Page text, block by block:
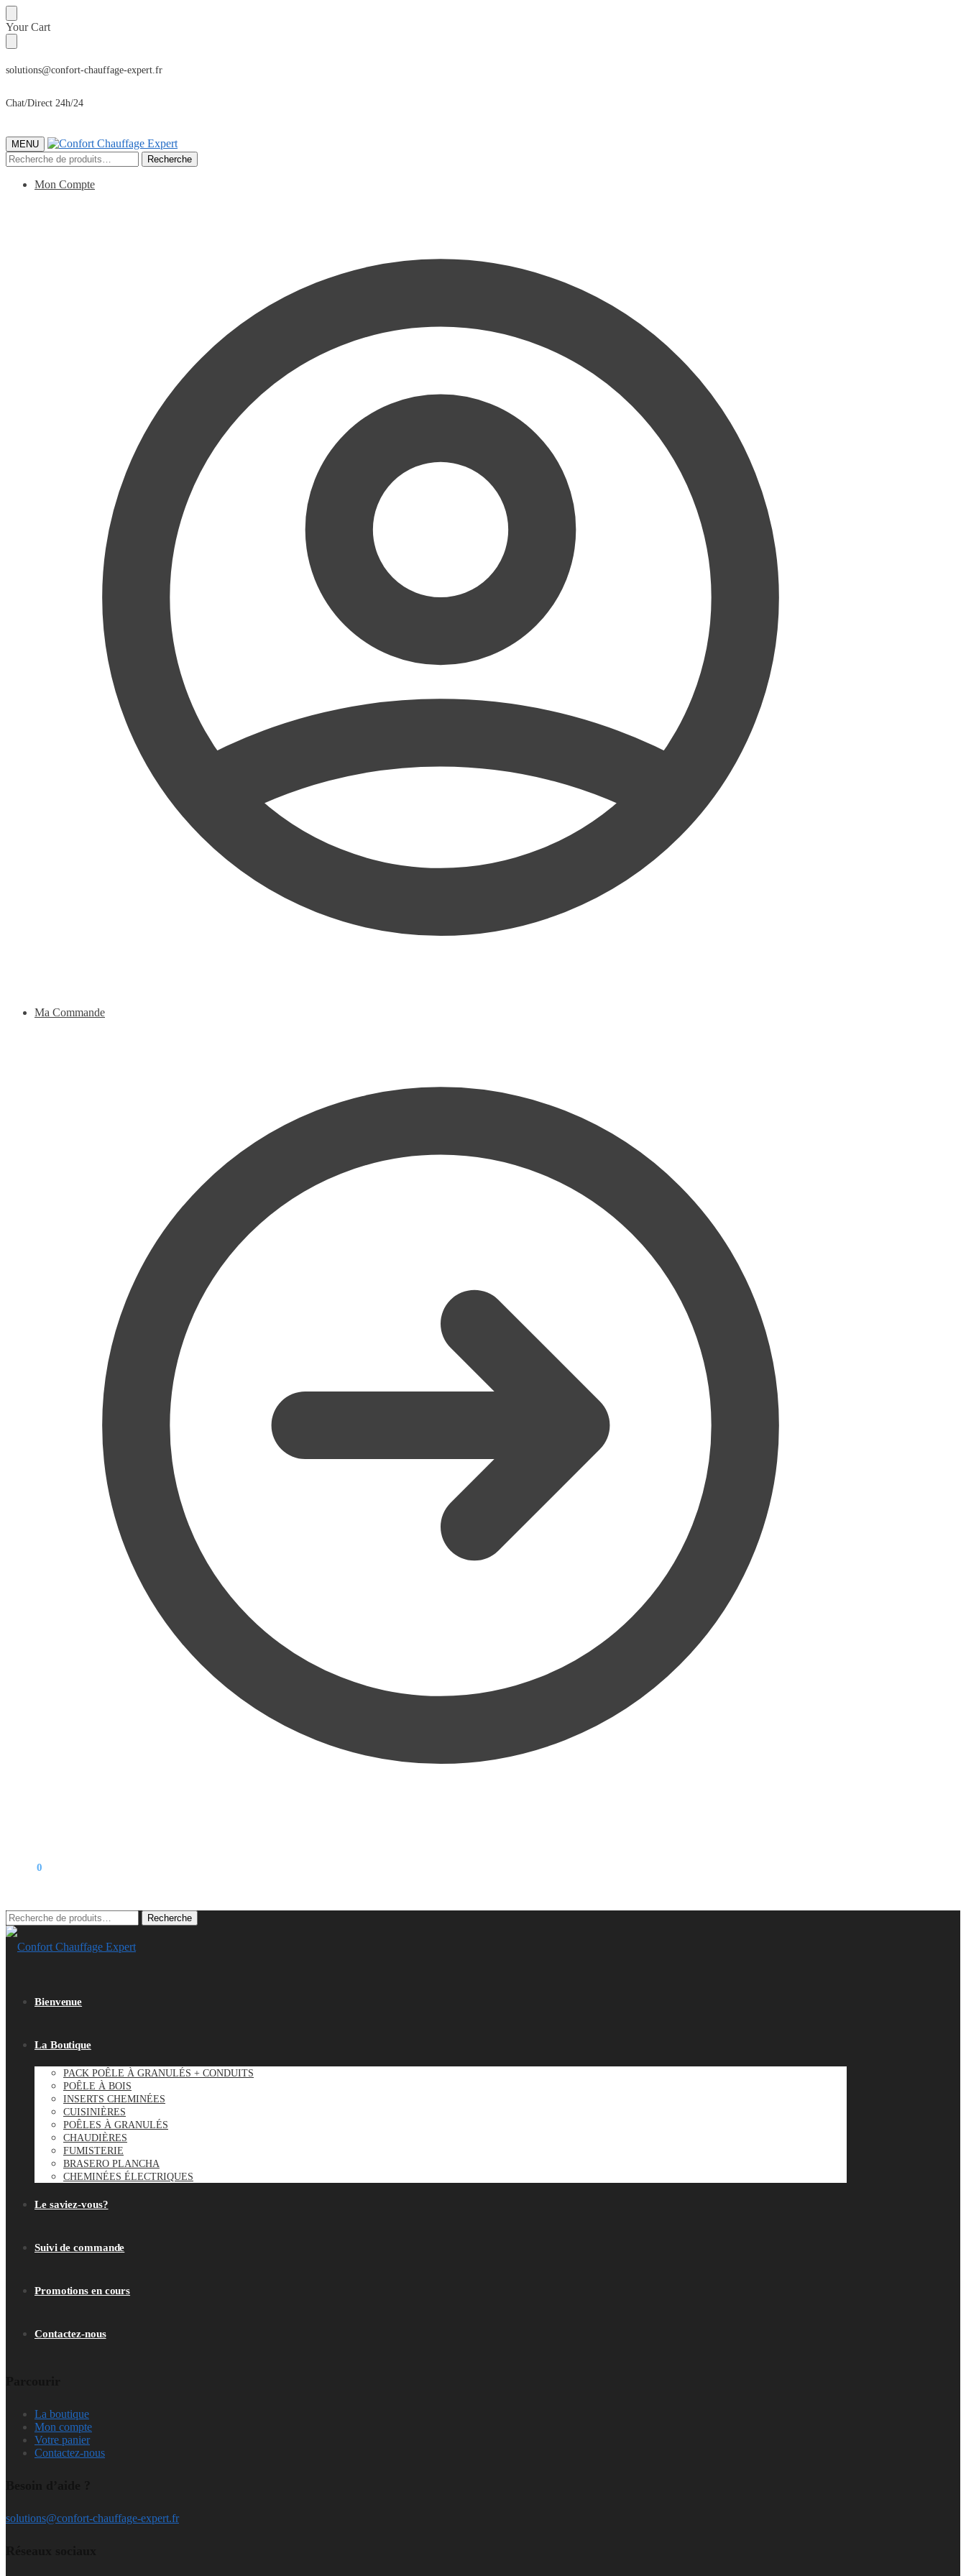
Sauter
à
la
navigation
Skip
to
content
Your Cart
solutions@confort-chauffage-expert.fr
Chat/Direct 24h/24
MENU
Recherche
pour :
Recherche
Mon Compte
Ma Commande
0
Recherche
pour :
Recherche
Bienvenue
La Boutique
PACK POÊLE À GRANULÉS + CONDUITS
POÊLE À BOIS
INSERTS CHEMINÉES
CUISINIÈRES
POÊLES À GRANULÉS
CHAUDIÈRES
FUMISTERIE
BRASERO PLANCHA
CHEMINÉES ÉLECTRIQUES
Le saviez-vous?
Suivi de commande
Promotions en cours
Contactez-nous
La boutique
Mon compte
Votre panier
Contactez-nous
solutions@confort-chauffage-expert.fr